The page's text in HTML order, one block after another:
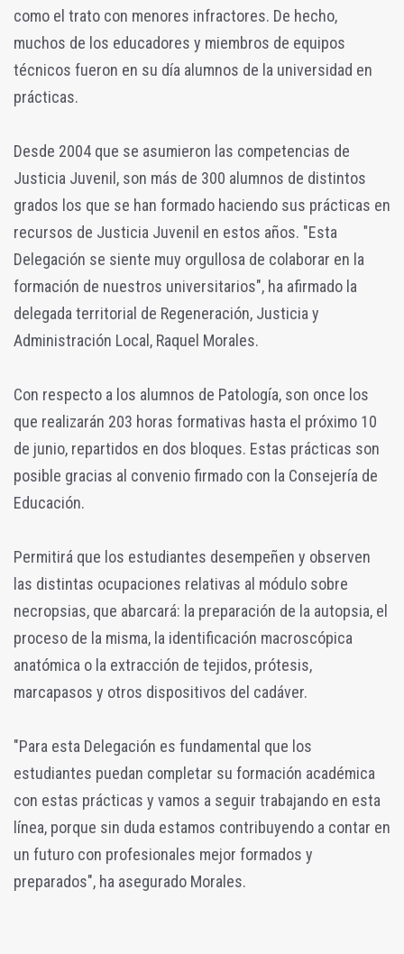
como el trato con menores infractores. De hecho,
muchos de los educadores y miembros de equipos
técnicos fueron en su día alumnos de la universidad en
prácticas.
Desde 2004 que se asumieron las competencias de
Justicia Juvenil, son más de 300 alumnos de distintos
grados los que se han formado haciendo sus prácticas en
recursos de Justicia Juvenil en estos años. "Esta
Delegación se siente muy orgullosa de colaborar en la
formación de nuestros universitarios", ha afirmado la
delegada territorial de Regeneración, Justicia y
Administración Local, Raquel Morales.
Con respecto a los alumnos de Patología, son once los
que realizarán 203 horas formativas hasta el próximo 10
de junio, repartidos en dos bloques. Estas prácticas son
posible gracias al convenio firmado con la Consejería de
Educación.
Permitirá que los estudiantes desempeñen y observen
las distintas ocupaciones relativas al módulo sobre
necropsias, que abarcará: la preparación de la autopsia, el
proceso de la misma, la identificación macroscópica
anatómica o la extracción de tejidos, prótesis,
marcapasos y otros dispositivos del cadáver.
"Para esta Delegación es fundamental que los
estudiantes puedan completar su formación académica
con estas prácticas y vamos a seguir trabajando en esta
línea, porque sin duda estamos contribuyendo a contar en
un futuro con profesionales mejor formados y
preparados", ha asegurado Morales.